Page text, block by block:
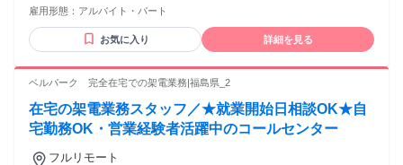
雇用形態： アルバイト・パート
お気に入り 詳細を見る
ベルパーク 完全在宅での架電業務|福島県_2
在宅の架電業務スタッフ／★就業開始日相談OK★自
宅勤務OK・営業経験者活躍中のコールセンター
フルリモート